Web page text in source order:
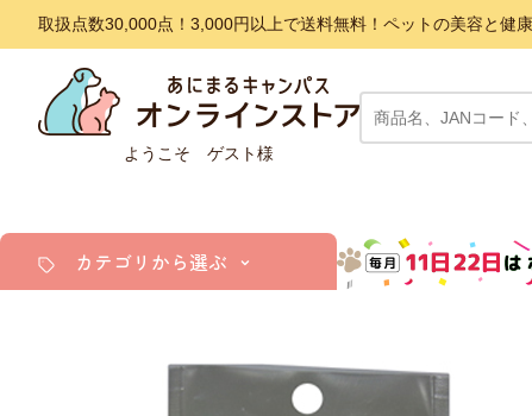
取扱点数30,000点！3,000円以上で送料無料！ペットの美容と健
ようこそ ゲスト様
カテゴリから選ぶ